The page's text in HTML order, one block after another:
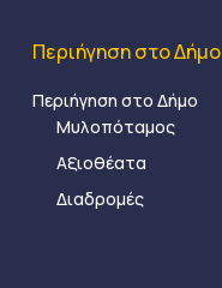
Περιήγηση στο Δήμο
Περιήγηση στο Δήμο
Μυλοπόταμος
Αξιοθέατα
Διαδρομές